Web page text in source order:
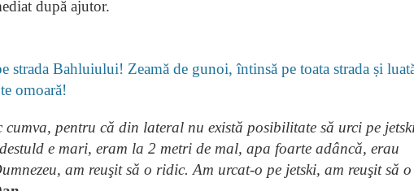
după ajutor.
strada Bahluiului! Zeamă de gunoi, întinsă pe toata strada și
omoară!
pentru că din lateral nu există posibilitate să urci pe
e mari, eram la 2 metri de mal, apa foarte adâncă, erau
am reuşit să o ridic. Am urcat-o pe jetski, am reuşit să